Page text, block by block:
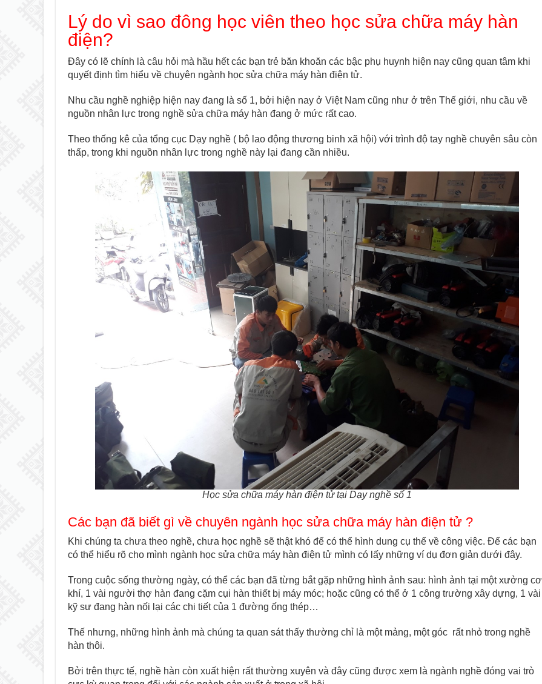
Lý do vì sao đông học viên theo học sửa chữa máy hàn
điện?
Đây có lẽ chính là câu hỏi mà hầu hết các bạn trẻ băn khoăn các bậc phụ huynh hiện nay cũng quan tâm khi
quyết định tìm hiểu về chuyên ngành học sửa chữa máy hàn điện tử.
Nhu cầu nghề nghiệp hiện nay đang là số 1, bởi hiện nay ở Việt Nam cũng như ở trên Thế giới, nhu cầu về
nguồn nhân lực trong nghề sửa chữa máy hàn đang ở mức rất cao.
Theo thống kê của tổng cục Dạy nghề ( bộ lao động thương binh xã hội) với trình độ tay nghề chuyên sâu còn
thấp, trong khi nguồn nhân lực trong nghề này lại đang cần nhiều.
Học sửa chữa máy hàn điện tử tại Dạy nghề số 1
Các bạn đã biết gì về chuyên ngành học sửa chữa máy hàn điện tử ?
Khi chúng ta chưa theo nghề, chưa học nghề sẽ thật khó để có thể hình dung cụ thể về công việc. Để các bạn
có thể hiểu rõ cho mình ngành học sửa chữa máy hàn điện tử mình có lấy những ví dụ đơn giản dưới đây.
Trong cuộc sống thường ngày, có thể các bạn đã từng bắt gặp những hình ảnh sau: hình ảnh tại một xưởng cơ
khí, 1 vài người thợ hàn đang cặm cụi hàn thiết bị máy móc; hoặc cũng có thể ở 1 công trường xây dựng, 1 vài
kỹ sư đang hàn nối lại các chi tiết của 1 đường ống thép…
Thế nhưng, những hình ảnh mà chúng ta quan sát thấy thường chỉ là một mảng, một góc rất nhỏ trong nghề
hàn thôi.
Bởi trên thực tế, nghề hàn còn xuất hiện rất thường xuyên và đây cũng được xem là ngành nghề đóng vai trò